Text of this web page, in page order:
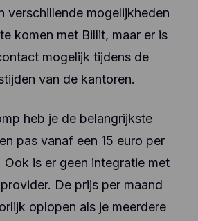
verschillende mogelijkheden
komen met Billit, maar er is
mogelijk tijdens de
van de kantoren.
heb je de belangrijkste
pas vanaf een 15 euro per
Ook is er geen integratie met
De prijs per maand
oplopen als je meerdere